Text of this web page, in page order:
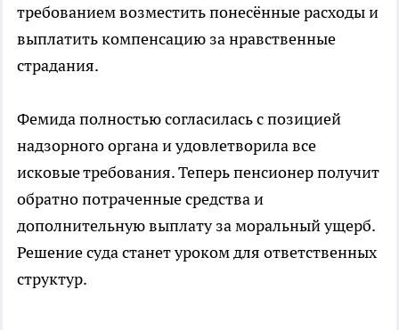
требованием возместить понесённые расходы и
выплатить компенсацию за нравственные
страдания.
Фемида полностью согласилась с позицией
надзорного органа и удовлетворила все
исковые требования. Теперь пенсионер получит
обратно потраченные средства и
дополнительную выплату за моральный ущерб.
Решение суда станет уроком для ответственных
структур.